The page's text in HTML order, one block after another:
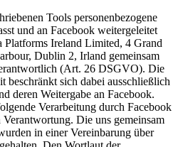
Tools personenbezogene
und an Facebook weitergeleitet
Ireland Limited, 4 Grand
Dublin 2, Irland gemeinsam
(Art. 26 DSGVO). Die
beschränkt sich dabei ausschließlich
deren Weitergabe an Facebook.
Verarbeitung durch Facebook
Die uns gemeinsam
in einer Vereinbarung über